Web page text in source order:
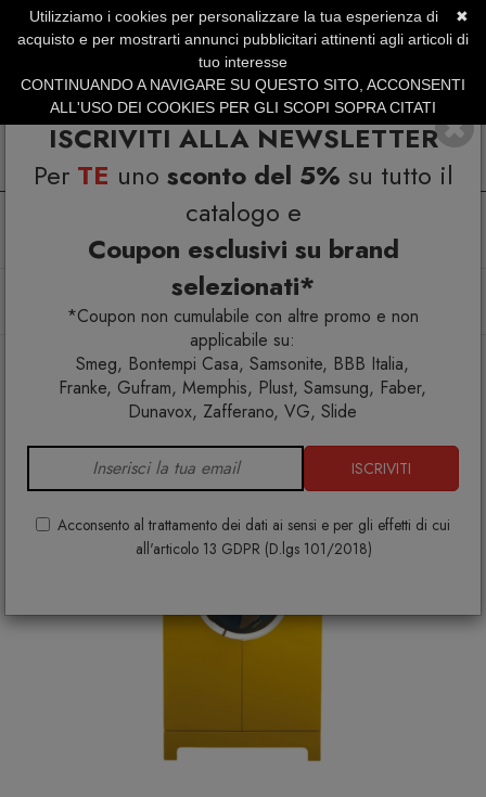
ISCRIVITI ALLA NEWSLETTER
Per TE uno sconto del 5% su tutto il
catalogo e
Coupon esclusivi su brand
selezionati*
*Coupon non cumulabile con altre promo e non
applicabile su:
Smeg, Bontempi Casa, Samsonite, BBB Italia,
Franke, Gufram, Memphis, Plust, Samsung, Faber,
Dunavox, Zafferano, VG, Slide
ISCRIVITI
Acconsento al trattamento dei dati ai sensi e per gli effetti di cui
all'articolo 13 GDPR (D.lgs 101/2018)
SERVIZIO CLIENTI +39.0773.470.562
SUMMER SALES | Fino al 31 Agosto
Arredo interno
Mobili contenitori
Gufram Globe Mobile contenitore
✖
Utilizziamo i cookies per personalizzare la tua esperienza di
acquisto e per mostrarti annunci pubblicitari attinenti agli articoli di
tuo interesse
CONTINUANDO A NAVIGARE SU QUESTO SITO, ACCONSENTI
ALL'USO DEI COOKIES PER GLI SCOPI SOPRA CITATI